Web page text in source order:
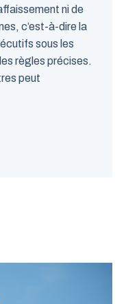
ni de
c’est-à-dire la
sous les
règles précises.
peut